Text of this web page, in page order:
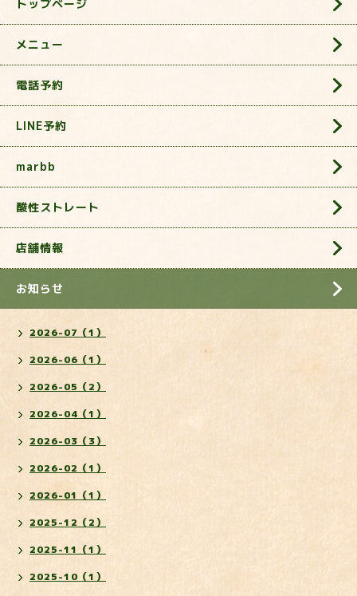
トップページ
メニュー
電話予約
LINE予約
marbb
酸性ストレート
店舗情報
お知らせ
2026-07（1）
2026-06（1）
2026-05（2）
2026-04（1）
2026-03（3）
2026-02（1）
2026-01（1）
2025-12（2）
2025-11（1）
2025-10（1）